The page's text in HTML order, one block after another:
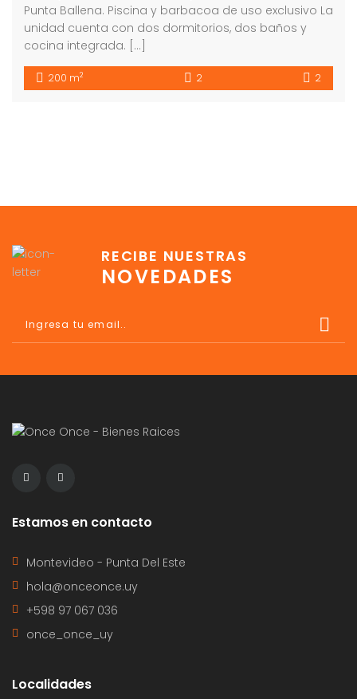
Punta Ballena. Piscina y barbacoa de uso exclusivo La
unidad cuenta con dos dormitorios, dos baños y
cocina integrada. […]
200 m2 2 2
RECIBE NUESTRAS
NOVEDADES
Estamos en contacto
Montevideo - Punta Del Este
hola@onceonce.uy
+598 97 067 036
once_once_uy
Localidades